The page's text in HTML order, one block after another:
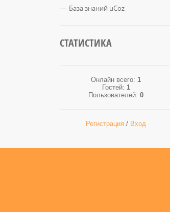
База знаний uCoz
СТАТИСТИКА
Онлайн всего: 1
Гостей: 1
Пользователей: 0
Регистрация / Вход